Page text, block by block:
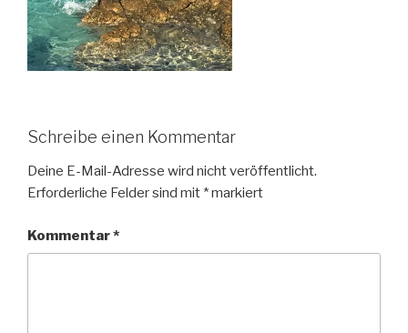
Schreibe einen Kommentar
Deine E-Mail-Adresse wird nicht veröffentlicht.
Erforderliche Felder sind mit *markiert
Kommentar*